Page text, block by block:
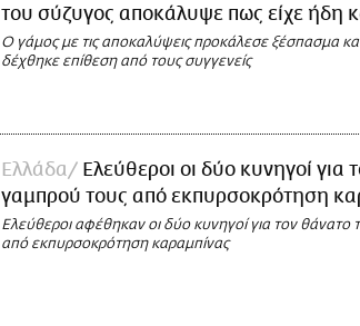
του σύζυγος αποκάλυψε πως είχε ήδη
Ο γάμος με τις αποκαλύψεις προκάλεσε ξέσπασμα
δέχθηκε επίθεση από τους συγγενείς
Ελλάδα
Ελεύθεροι οι δύο κυνηγοί για
γαμπρού τους από εκπυρσοκρότηση
Ελεύθεροι αφέθηκαν οι δύο κυνηγοί για τον
από εκπυρσοκρότηση καραμπίνας